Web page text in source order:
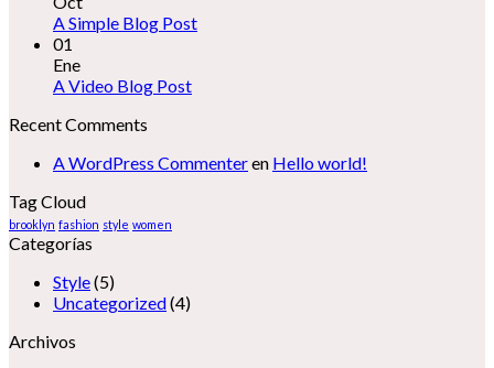
A Simple Blog Post
01
Ene
A Video Blog Post
Recent Comments
A WordPress Commenteren Hello world!
Tag Cloud
brooklyn fashion style women
Categorías
Style(5)
Uncategorized(4)
Archivos